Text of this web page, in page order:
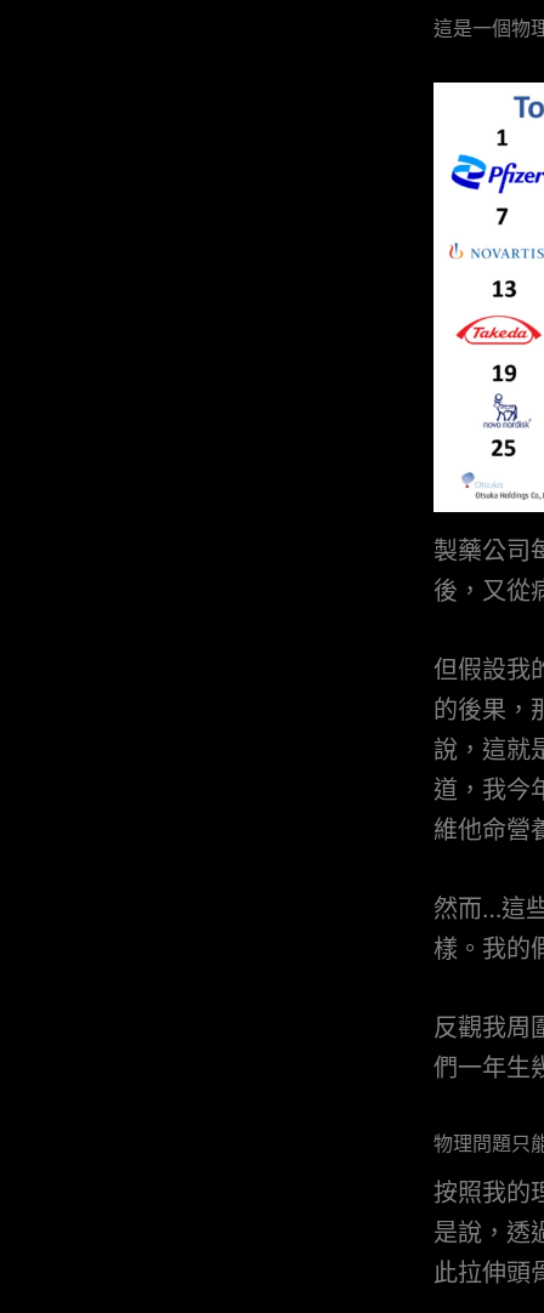
這是一個物
製藥公司
後，又從
但假設我
的後果，
說，這就
道，我今
維他命營
然而…這
樣。我的
反觀我周
們一年生
物理問題只
按照我的
是說，透
此拉伸頭